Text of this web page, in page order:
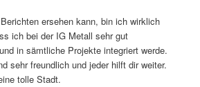
ersehen kann, bin ich wirklich
ich bei der IG Metall sehr gut
in sämtliche Projekte integriert werde.
sehr freundlich und jeder hilft dir weiter.
tolle Stadt.